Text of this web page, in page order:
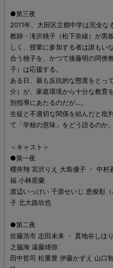
●第三夜
2011年、大田区立都中学は完全
教師・滝沢桃子（松下奈緒）が黒
しく、授業に参加する者は誰もい
合う桃子を、かつて後藤明の同僚
子）は応援する。
ある日、最も反抗的な態度をとっ
介）が、家庭環境から十分な教育
別指導にあたるのだが…。
生徒と不適切な関係を結んだと批
て「学校の意味」をどう語るのか。
＜キャスト＞
●第一夜
櫻井翔 宮沢りえ 大島優子 ・ 中村
福 小林星蘭
渡辺いっけい 千原せいじ 恵俊彰
子 北大路欣也
●第二夜
佐藤浩市 志田未来 ・ 貫地谷しほ
之脇海 遠藤雄弥
田中哲司 松重豊 伊藤かずえ 山口